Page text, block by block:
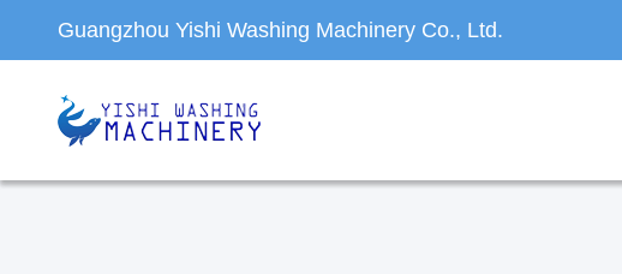
Guangzhou Yishi Washing Machinery Co., Ltd.